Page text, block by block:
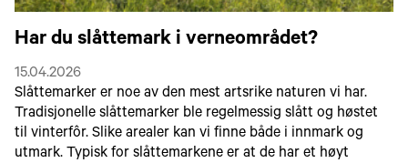
Har du slåttemark i verneområdet?
15.04.2026
Slåttemarker er noe av den mest artsrike naturen vi har.
Tradisjonelle slåttemarker ble regelmessig slått og høstet
til vinterfôr. Slike arealer kan vi finne både i innmark og
utmark. Typisk for slåttemarkene er at de har et høyt